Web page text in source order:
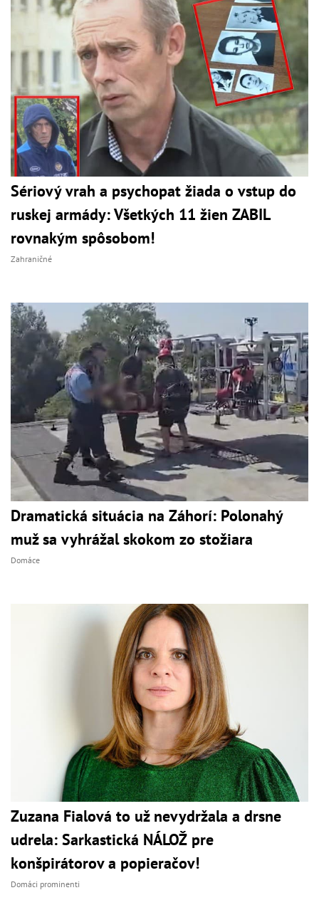
Sériový vrah a psychopat žiada o vstup do
ruskej armády: Všetkých 11 žien ZABIL
rovnakým spôsobom!
Zahraničné
Dramatická situácia na Záhorí: Polonahý
muž sa vyhrážal skokom zo stožiara
Domáce
Zuzana Fialová to už nevydržala a drsne
udrela: Sarkastická NÁLOŽ pre
konšpirátorov a popieračov!
Domáci prominenti